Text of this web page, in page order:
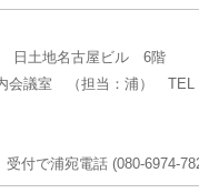
日土地名古屋ビル 6階
会議室 （担当：浦） TEL
付で浦宛電話 (080-6974-